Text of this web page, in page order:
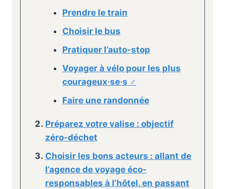
Prendre le train
Choisir le bus
Pratiquer l’auto-stop
Voyager à vélo pour les plus
courageux·se·s ‍♂️
Faire une randonnée
Préparez votre valise : objectif
zéro-déchet
Choisir les bons acteurs : allant de
l’agence de voyage éco-
responsables à l’hôtel, en passant